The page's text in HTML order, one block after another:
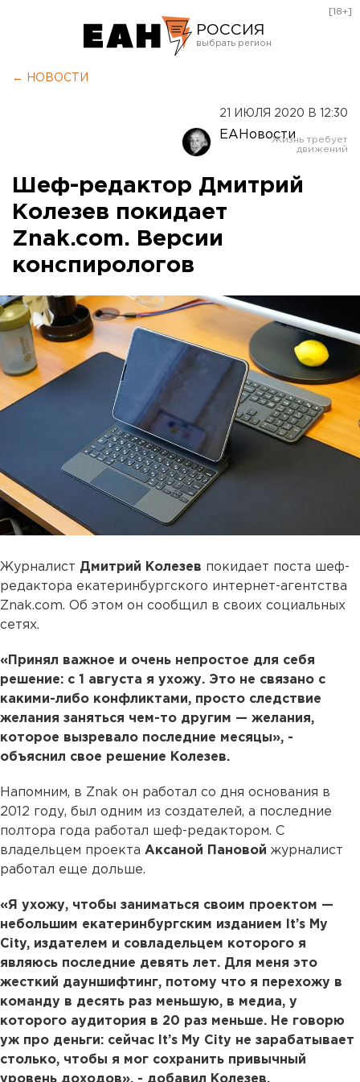
РОССИЯ
Оренбург
[18+]
← НОВОСТИ
21 ИЮЛЯ 2020 В 12:30
ЕАНовости
Шеф-редактор Дмитрий
Колезев покидает
Znak.com. Версии
конспирологов
Журналист Дмитрий Колезев покидает поста шеф-
редактора екатеринбургского интернет-агентства
Znak.com. Об этом он сообщил в своих социальных
сетях.
«Принял важное и очень непростое для себя
решение: с 1 августа я ухожу. Это не связано с
какими-либо конфликтами, просто следствие
желания заняться чем-то другим — желания,
которое вызревало последние месяцы», -
объяснил свое решение Колезев.
Напомним, в Znak он работал со дня основания в
2012 году, был одним из создателей, а последние
полтора года работал шеф-редактором. С
владельцем проекта Аксаной Пановой журналист
работал еще дольше.
«Я ухожу, чтобы заниматься своим проектом —
небольшим екатеринбургским изданием It’s My
City, издателем и совладельцем которого я
являюсь последние девять лет. Для меня это
жесткий дауншифтинг, потому что я перехожу в
команду в десять раз меньшую, в медиа, у
которого аудитория в 20 раз меньше. Не говорю
уж про деньги: сейчас It’s My City не зарабатывает
столько, чтобы я мог сохранить привычный
уровень доходов», - добавил Колезев.